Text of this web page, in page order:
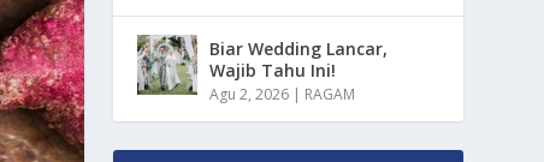
Biar Wedding Lancar,
Wajib Tahu Ini!
Agu 2, 2026 | RAGAM